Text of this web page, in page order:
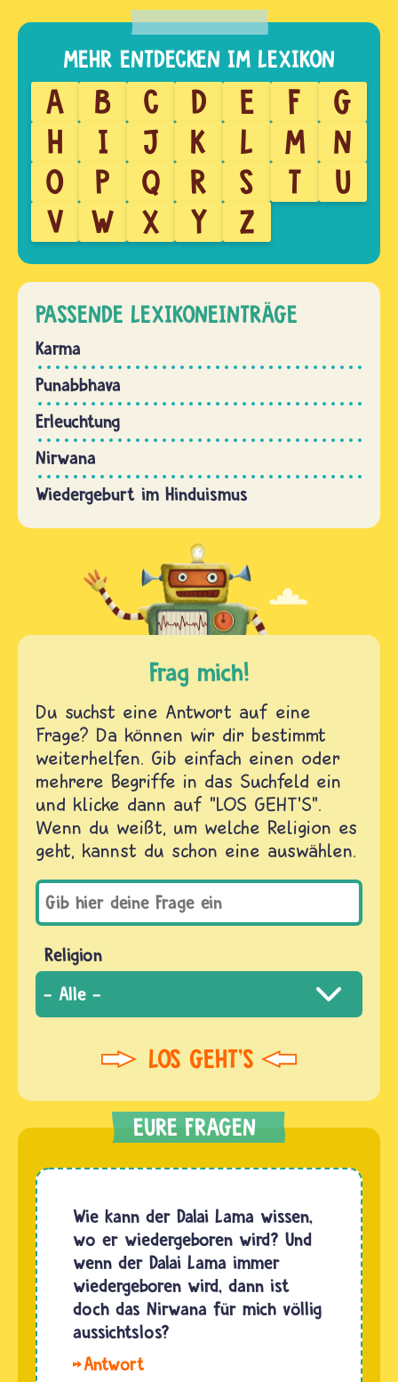
A B C D E F
G
H
I J K L M
N
O
P Q R S T
U
V
W X Y Z
PASSENDE LEXIKONEINTRÄGE
Karma
Punabbhava
Erleuchtung
Nirwana
Wiedergeburt im Hinduismus
Frag mich!
Du suchst eine Antwort auf eine
Frage? Da können wir dir bestimmt
weiterhelfen. Gib einfach einen oder
mehrere Begriffe in das Suchfeld ein
und klicke dann auf "LOS GEHT'S".
Wenn du weißt, um welche Religion es
geht, kannst du schon eine auswählen.
Religion
Wie kann der Dalai Lama wissen,
wo er wiedergeboren wird? Und
wenn der Dalai Lama immer
wiedergeboren wird, dann ist
doch das Nirwana für mich völlig
aussichtslos?